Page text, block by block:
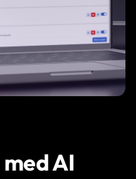
med AI